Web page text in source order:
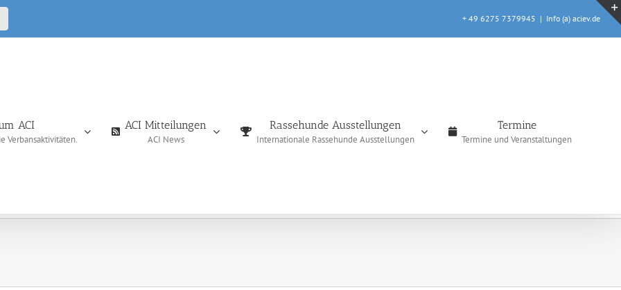
+ 49 6275 7379945 | Info (a) aciev.de
ACI
Verbansaktivitäten.
ACI Mitteilungen
ACI News
Rassehunde Ausstellungen
Internationale Rassehunde Ausstellungen
Termine
Termine und Veranstaltungen